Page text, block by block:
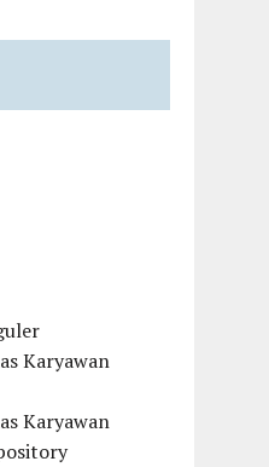
Karyawan
Karyawan